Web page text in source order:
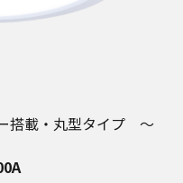
搭載・丸型タイプ 〜